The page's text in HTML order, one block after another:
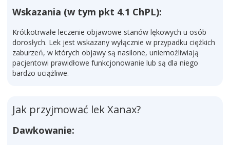
Wskazania (w tym pkt 4.1 ChPL):
Krótkotrwałe leczenie objawowe stanów lękowych u osób
dorosłych. Lek jest wskazany wyłącznie w przypadku ciężkich
zaburzeń, w których objawy są nasilone, uniemożliwiają
pacjentowi prawidłowe funkcjonowanie lub są dla niego
bardzo uciążliwe.
Jak przyjmować lek Xanax?
Dawkowanie: